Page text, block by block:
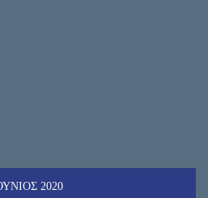
2020